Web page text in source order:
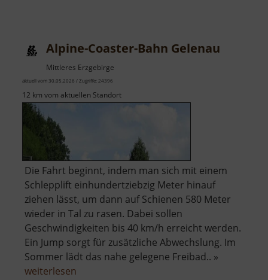
Alpine-Coaster-Bahn Gelenau
Mittleres Erzgebirge
aktuell vom 30.05.2026 / Zugriffe: 24396
12 km vom aktuellen Standort
Die Fahrt beginnt, indem man sich mit einem
Schlepplift einhundertziebzig Meter hinauf
ziehen lässt, um dann auf Schienen 580 Meter
wieder in Tal zu rasen. Dabei sollen
Geschwindigkeiten bis 40 km/h erreicht werden.
Ein Jump sorgt für zusätzliche Abwechslung. Im
Sommer lädt das nahe gelegene Freibad.. »
weiterlesen